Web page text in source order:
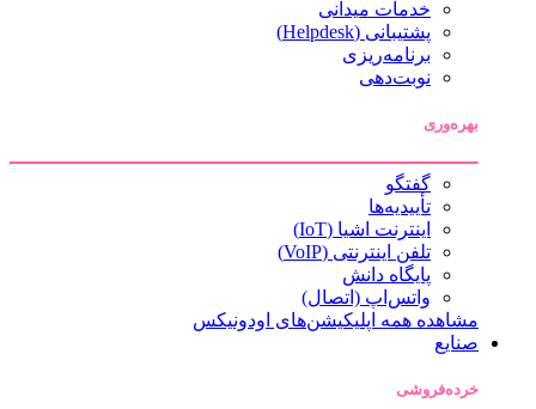
خدمات میدانی
پشتیبانی (Helpdesk)
برنامه‌ریزی
نوبت‌دهی
بهره‌وری
گفتگو
تأییدیه‌ها
اینترنت اشیا (IoT)
تلفن اینترنتی (VoIP)
پایگاه دانش
واتس‌اپ (اتصال)
مشاهده همه اپلیکیشن‌های اودونیکس
صنایع
خرده‌فروشی